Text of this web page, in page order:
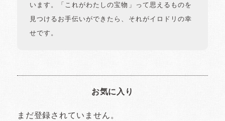
います。「これがわたしの宝物」って思えるものを
見つけるお手伝いができたら、それがイロドリの幸
せです。
お気に入り
まだ登録されていません。